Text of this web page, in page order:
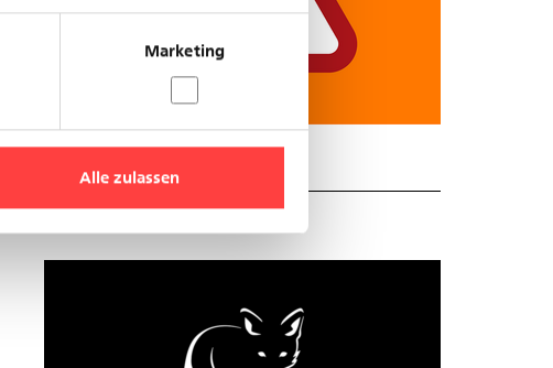
Marketing
Alle zulassen